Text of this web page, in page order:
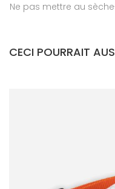
Ne pas mettre au
CECI POURRAIT